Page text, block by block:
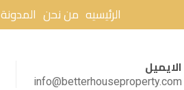
الرئيسيه من نحن المدونة
الايميل
info@betterhouseproperty.com